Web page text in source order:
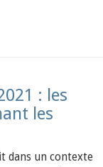
: les
les
dans un contexte